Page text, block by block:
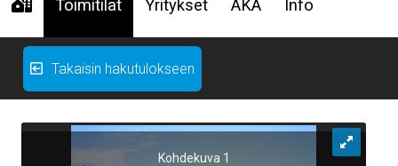
Toimitilat Yritykset AKA Info
Takaisin hakutulokseen
Kohdekuva 1